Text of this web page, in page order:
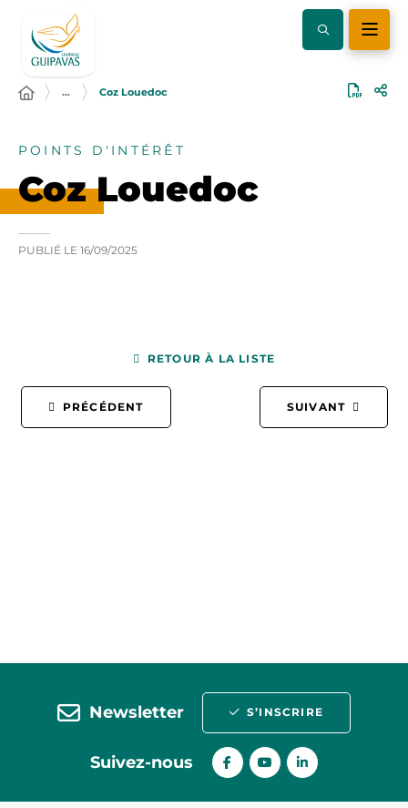
… Coz Louedoc
POINTS D'INTÉRÊT
Coz Louedoc
PUBLIÉ LE 16/09/2025
PRÉCÉDENT
RETOUR À LA LISTE
SUIVANT
Newsletter S’INSCRIRE
Suivez-nous